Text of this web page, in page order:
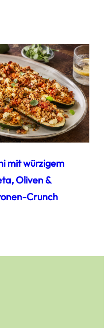
mit würzigem
Oliven &
Crunch